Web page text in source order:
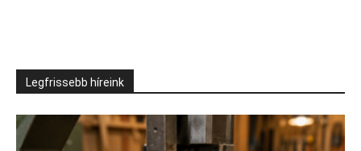
Legfrissebb híreink